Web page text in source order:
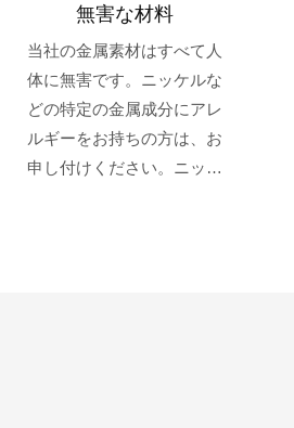
無害な材料
当社の金属素材はすべて人
体に無害です。ニッケルな
どの特定の金属成分にアレ
ルギーをお持ちの方は、お
申し付けください。ニッケ